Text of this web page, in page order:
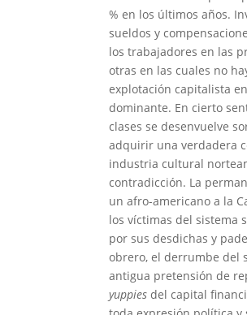
% en los últimos años.
sueldos y
los trabajadores en las
otras en las cuales no
explotación capitalista
dominante. En cierto
clases se desenvuelve
adquirir una verdadera
industria cultural
contradicción. La
un afro-americano a la
los víctimas del sistema
por sus desdichas y
obrero, el derrumbe del
antigua pretensión de
yuppies del capital